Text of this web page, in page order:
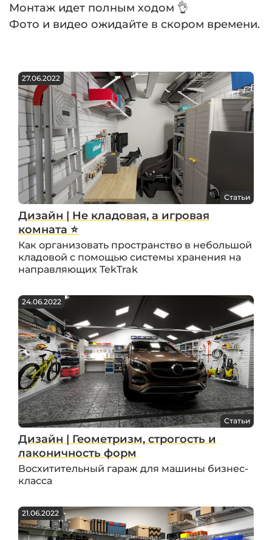
Монтаж идет полным ходом 👌
Фото и видео ожидайте в скором времени.
27.06.2022
Статьи
Дизайн | Не кладовая, а игровая
комната ⭐️
Как организовать пространство в небольшой
кладовой с помощью системы хранения на
направляющих TekTrak
24.06.2022
Статьи
Дизайн | Геометризм, строгость и
лаконичность форм
Восхитительный гараж для машины бизнес-
класса
21.06.2022